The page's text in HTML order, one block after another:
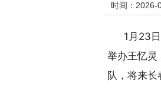
时间：2026-
1月23
举办王忆
队，将来长